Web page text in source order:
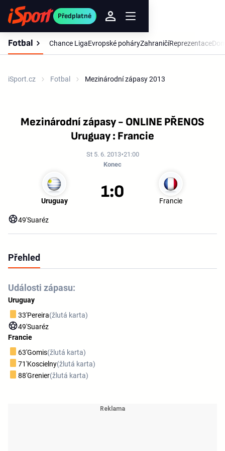
Předplatné
Fotbal Chance LigaEvropské poháryZahraničíReprezentace
iSport.cz Fotbal Mezinárodní zápasy 2013
Mezinárodní zápasy - ONLINE PŘENOS
Uruguay : Francie
St 5. 6. 2013 21:00
Konec
Uruguay Francie
1:0
49'Suaréz
Přehled
Události zápasu:
Uruguay
33'Pereira(žlutá karta)
49'Suaréz
Francie
63'Gomis(žlutá karta)
71'Koscielny(žlutá karta)
88'Grenier(žlutá karta)